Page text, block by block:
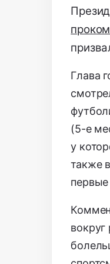
Глава
(5-е
у
также